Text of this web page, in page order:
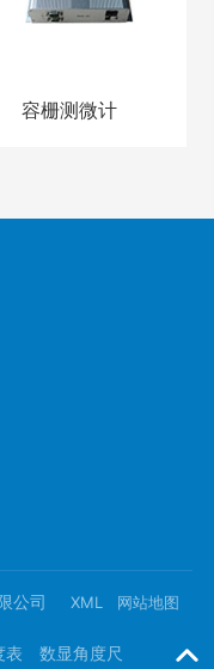
容栅测微计
XML 网站地图
表 数显角度尺